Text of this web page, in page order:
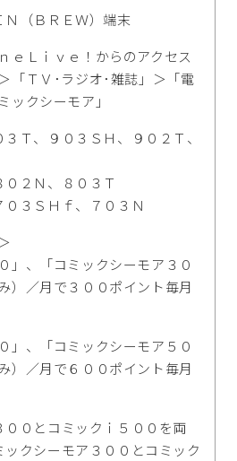
Ｎ（ＢＲＥＷ）端末
ｅＬｉｖｅ！からのアクセス
「ＴＶ･ラジオ･雑誌」＞「電
ックシーモア」
Ｔ、９０３ＳＨ、９０２Ｔ、
０２Ｎ、８０３Ｔ
０３ＳＨｆ、７０３Ｎ
」、「コミックシーモア３０
）／月で３００ポイント毎月
」、「コミックシーモア５０
）／月で６００ポイント毎月
０とコミックｉ５００を両
ックシーモア３００とコミック